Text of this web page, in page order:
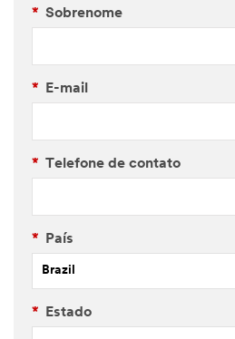
* Sobrenome
* E-mail
* Telefone de contato
* País
Brazil
* Estado